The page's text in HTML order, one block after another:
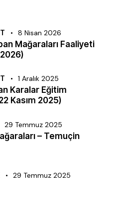
8 Nisan 2026
Mağaraları Faaliyeti
1 Aralık 2025
Karalar Eğitim
Kasım 2025)
29 Temmuz 2025
– Temuçin
29 Temmuz 2025